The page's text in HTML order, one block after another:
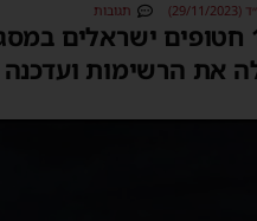
תגובות
הערב צפויים להשתחרר 10
את הרשימות